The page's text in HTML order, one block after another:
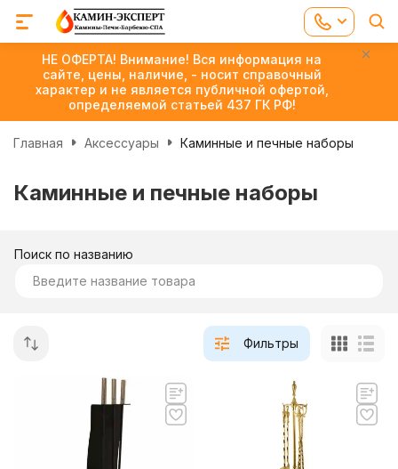
НЕ ОФЕРТА! Внимание! Вся информация на
сайте, цены, наличие, - носит справочный
характер и не является публичной офертой,
определяемой статьей 437 ГК РФ!
Главная Аксессуары Каминные и печные наборы
Каминные и печные наборы
Поиск по названию
Фильтры